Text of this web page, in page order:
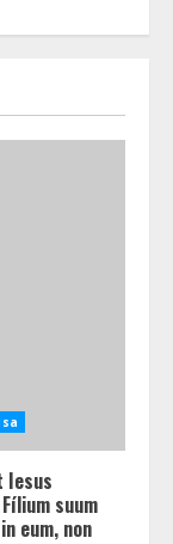
Iesus
suum
eum, non